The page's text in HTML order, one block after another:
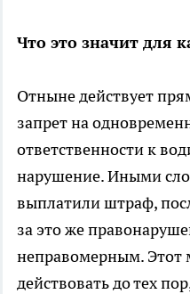
Что это значит для
Отныне действует
запрет на
ответственности к
нарушение. Иными
выплатили штраф,
за это же
неправомерным. Этот
действовать до тех